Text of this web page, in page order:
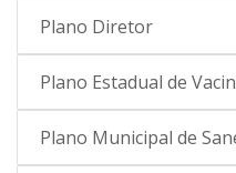
Plano Diretor
Plano Estadual de
Plano Municipal de